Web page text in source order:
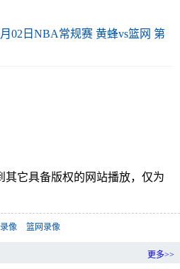
02日NBA常规赛 黄蜂vs篮网 第
其它具备版权的网站播放，仅为
像 篮网录像
更多>>